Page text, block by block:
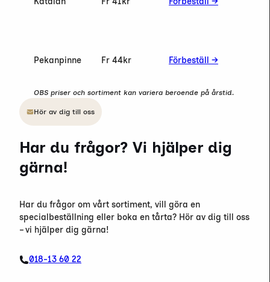
Pekanpinne Fr 44kr Förbeställ →
OBS priser och sortiment kan variera beroende på årstid.
Hör av dig till oss
Har du frågor? Vi hjälper dig
gärna!
Har du frågor om vårt sortiment, vill göra en
specialbeställning eller boka en tårta? Hör av dig till oss
– vi hjälper dig gärna!
018-13 60 22